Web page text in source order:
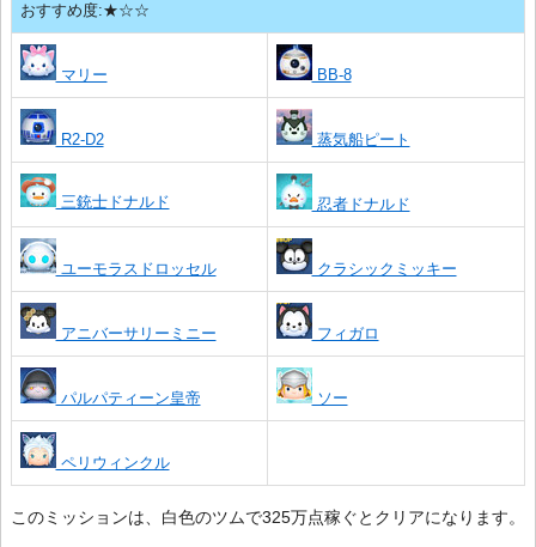
おすすめ度:★☆☆
マリー BB-8
R2-D2 蒸気船ピート
三銃士ドナルド 忍者ドナルド
ユーモラスドロッセル クラシックミッキー
アニバーサリーミニー フィガロ
パルパティーン皇帝 ソー
ペリウィンクル
このミッションは、白色のツムで325万点稼ぐとクリアになります。